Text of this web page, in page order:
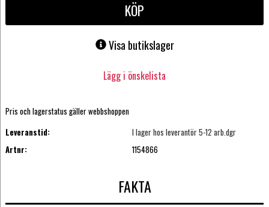
KÖP
Visa butikslager
Lägg i önskelista
Pris och lagerstatus gäller webbshoppen
Leveranstid:
I lager hos leverantör 5-12 arb.dgr
Artnr:
1154866
FAKTA